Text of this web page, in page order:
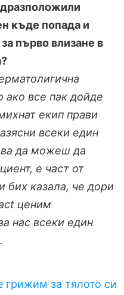
къде попада и
първо влизане в
ако все пак дойде
екип прави
всеки един
да можеш да
е част от
бих казала, че дори
ценим
нас всеки един
грижим за тялото си